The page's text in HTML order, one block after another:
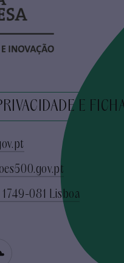
E
081 Lisboa